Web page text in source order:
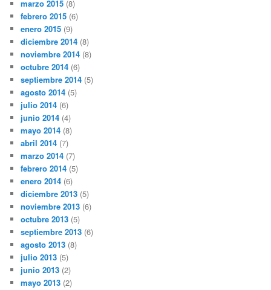
marzo 2015 (8)
febrero 2015 (6)
enero 2015 (9)
diciembre 2014 (8)
noviembre 2014 (8)
octubre 2014 (6)
septiembre 2014 (5)
agosto 2014 (5)
julio 2014 (6)
junio 2014 (4)
mayo 2014 (8)
abril 2014 (7)
marzo 2014 (7)
febrero 2014 (5)
enero 2014 (6)
diciembre 2013 (5)
noviembre 2013 (6)
octubre 2013 (5)
septiembre 2013 (6)
agosto 2013 (8)
julio 2013 (5)
junio 2013 (2)
mayo 2013 (2)